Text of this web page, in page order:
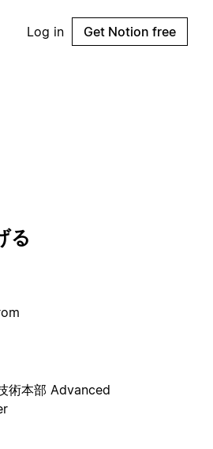
Log in Get Notion free
る
術本部 Advanced